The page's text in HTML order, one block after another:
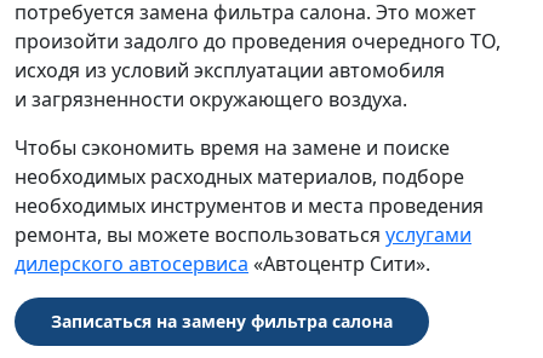
потребуется замена фильтра салона. Это может
произойти задолго до проведения очередного ТО,
исходя из условий эксплуатации автомобиля
и загрязненности окружающего воздуха.
Чтобы сэкономить время на замене и поиске
необходимых расходных материалов, подборе
необходимых инструментов и места проведения
ремонта, вы можете воспользоваться услугами
дилерского автосервиса «Автоцентр Сити».
Записаться на замену фильтра салона